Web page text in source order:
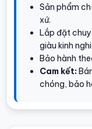
Sản phẩm
xứ.
Lắp đặt
giàu kinh
Bảo hành
Cam kết:
chóng, bảo